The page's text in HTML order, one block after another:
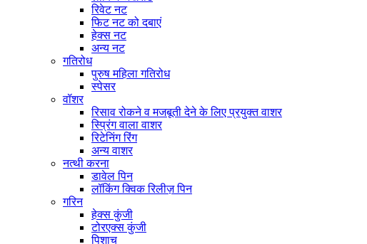
रिवेट नट
फिट नट को दबाएं
हेक्स नट
अन्य नट
गतिरोध
पुरुष महिला गतिरोध
स्पेसर
वॉशर
रिसाव रोकने व मजबूती देने के लिए प्रयुक्त वाशर
स्प्रिंग वाला वाशर
रिटेनिंग रिंग
अन्य वाशर
नत्थी करना
डावेल पिन
लॉकिंग क्विक रिलीज़ पिन
गरिन
हेक्स कुंजी
टोरएक्स कुंजी
पिशाच